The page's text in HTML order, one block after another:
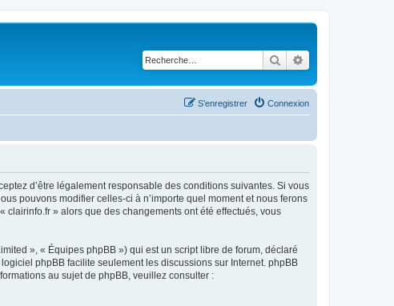
Rechercher
Connexion
S’enregistrer
d’être légalement responsable des conditions suivantes. Si vous
pouvons modifier celles-ci à n’importe quel moment et nous ferons
clairinfo.fr » alors que des changements ont été effectués, vous
», « Équipes phpBB ») qui est un script libre de forum, déclaré
logiciel phpBB facilite seulement les discussions sur Internet. phpBB
au sujet de phpBB, veuillez consulter :